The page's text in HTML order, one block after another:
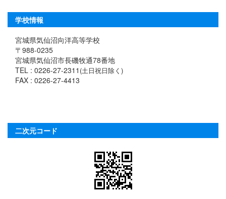
学校情報
宮城県気仙沼向洋高等学校
〒988-0235
宮城県気仙沼市長磯牧通78番地
TEL : 0226-27-2311 (土日祝日除く)
FAX : 0226-27-4413
二次元コード